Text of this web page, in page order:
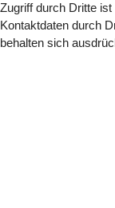
Zugriff durch Dritte
Kontaktdaten durch
behalten sich